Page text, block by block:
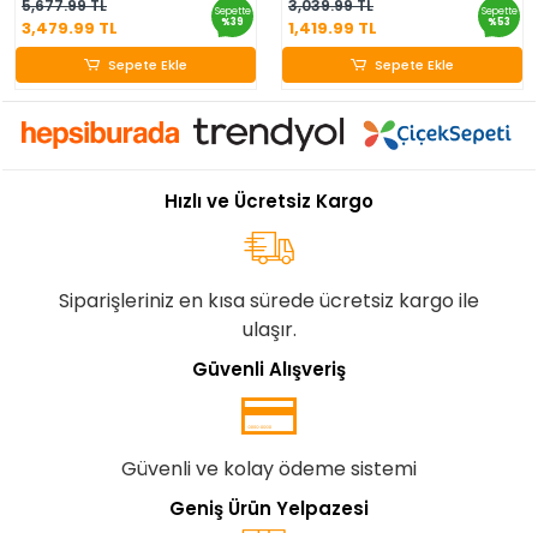
5,677.99 TL
3,479.99 TL
Sepette
%39
Sepete Ekle
Sepete Ekle
3,039.99 TL
1,419.99 TL
Sepette
%53
Sepete Ekle
Sepete Ekle
Hızlı ve Ücretsiz Kargo
Siparişleriniz en kısa sürede ücretsiz kargo ile
ulaşır.
Güvenli Alışveriş
Güvenli ve kolay ödeme sistemi
Geniş Ürün Yelpazesi